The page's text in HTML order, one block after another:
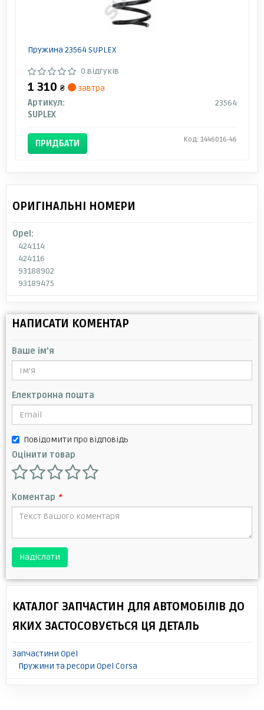
Пружина 23564 SUPLEX
0 відгуків
1 310 ₴
завтра
Артикул:
23564
SUPLEX
ПРИДБАТИ Код: 1446016-46
ОРИГІНАЛЬНІ НОМЕРИ
Opel:
424114
424116
93188902
93189475
НАПИСАТИ КОМЕНТАР
Ваше ім'я
Електронна пошта
Повідомити про відповідь
Оцінити товар
Коментар *
Надіслати
КАТАЛОГ ЗАПЧАСТИН ДЛЯ АВТОМОБІЛІВ ДО
ЯКИХ ЗАСТОСОВУЄТЬСЯ ЦЯ ДЕТАЛЬ
Запчастини Opel
Пружини та ресори Opel Corsa